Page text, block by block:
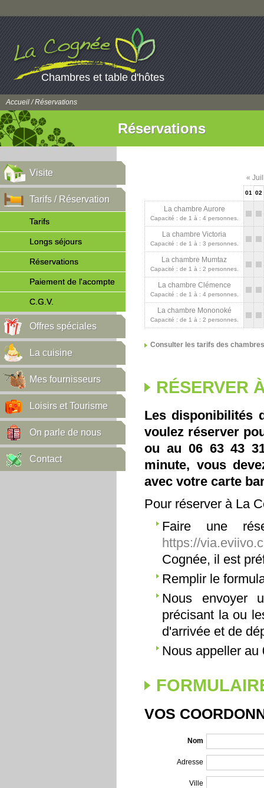
Chambres et table d'hôtes
Accueil/ Réservations
Réservations
Visite
Tarifs / Réservation
Tarifs
Longs séjours
Réservations
Paiement de l'acompte
C.G.V.
Offres spéciales
La cuisine
Mes fournisseurs
Loisirs et Tourisme
On parle de nous
Contact
«
01 02
La chambre Aurore
Capacité : de 1 à : 4 personnes.
La chambre Victoria
Capacité : de 1 à : 3 personnes.
La chambre Mumtaz
Capacité : de 1 à : 2 personnes.
La chambre Clémence
Capacité : de 1 à : 4 personnes.
La chambre Mononoké
Capacité : de 1 à : 2 personnes.
Consulter les tarifs des chambres
RÉSERVER
Les disponibilités
voulez réserver
ou au 06 63 43
minute, vous
avec votre carte
Pour réserver à La
Faire une
https://
Cognée, il est
Remplir le
Nous envoyer
précisant la ou
d'arrivée et de
Nous appeller au
VOS
Nom
Adresse
Ville